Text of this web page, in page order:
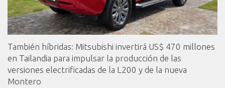
También híbridas: Mitsubishi invertirá US$ 470 millones
en Tailandia para impulsar la producción de las
versiones electrificadas de la L200 y de la nueva
Montero